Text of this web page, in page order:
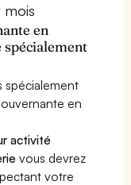
en
spécialement
en
activité
vous devrez
votre